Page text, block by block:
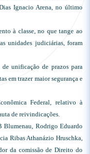
Ignacio Arena, no último
à classe, no que tange ao
unidades judiciárias, foram
unificação de prazos para
em trazer maior segurança e
Federal, relativo à
de reivindicações.
Blumenau, Rodrigo Eduardo
Ribas Athanázio Hruschka,
da comissão de Direito do